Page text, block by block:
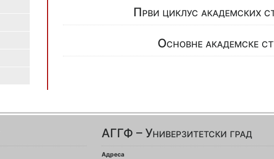
Први циклус
Основне академске
АГГФ – Универзитетски град
Адреса